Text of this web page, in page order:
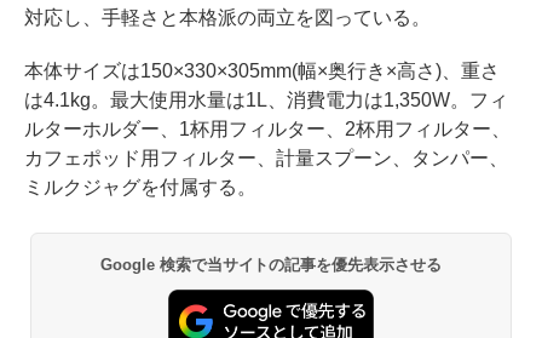
対応し、手軽さと本格派の両立を図っている。
本体サイズは150×330×305mm(幅×奥行き×高さ)、重さ
は4.1kg。最大使用水量は1L、消費電力は1,350W。フィ
ルターホルダー、1杯用フィルター、2杯用フィルター、
カフェポッド用フィルター、計量スプーン、タンパー、
ミルクジャグを付属する。
Google 検索で当サイトの記事を優先表示させる